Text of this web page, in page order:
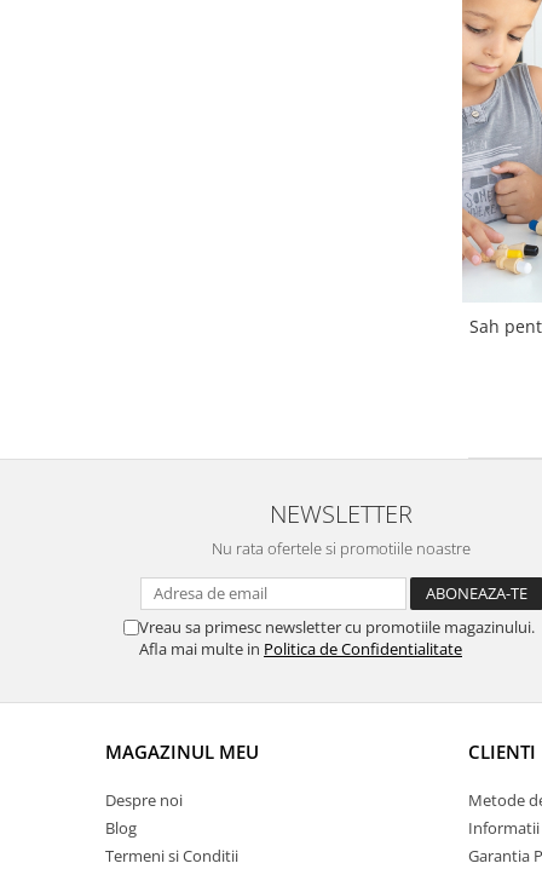
Sah
NEWSLETTER
Nu rata ofertele si promotiile noastre
Vreau sa primesc newsletter cu promotiile magazinului.
Afla mai multe in Politica de Confidentialitate
MAGAZINUL MEU
Despre noi
Blog
Termeni si Conditii
CLIENTI
Metode
Garantia